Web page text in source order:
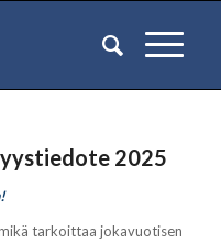
2025
tarkoittaa jokavuotisen